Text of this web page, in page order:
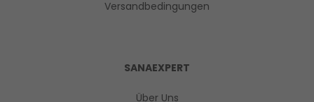
Versandbedingungen
SANAEXPERT
Über Uns